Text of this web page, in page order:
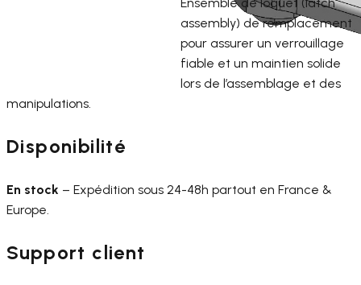
Ensemble de loquet (latch
assembly) de remplacement
pour assurer un verrouillage
fiable et un maintien solide
lors de l’assemblage et des
manipulations.
Disponibilité
En stock – Expédition sous 24-48h partout en France &
Europe.
Support client